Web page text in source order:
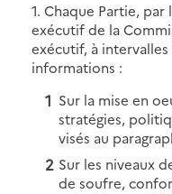
1. Chaque Partie,
exécutif de la
exécutif, à
informations :
Sur la mise en
stratégies,
visés au
Sur les niveaux
de soufre,